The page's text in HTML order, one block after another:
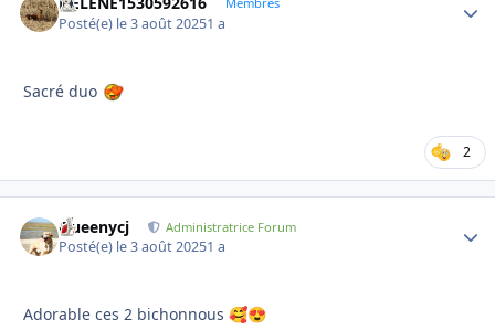
Posté(e) le 3 août 20251 a
Sacré duo
2
Queenycj Administratrice Forum
Posté(e) le 3 août 20251 a
Adorable ces 2 bichonnous 🥰😍